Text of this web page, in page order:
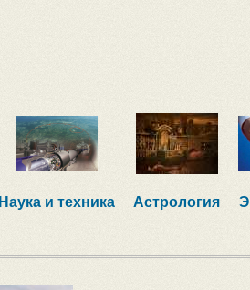
Наука и техника Астрология